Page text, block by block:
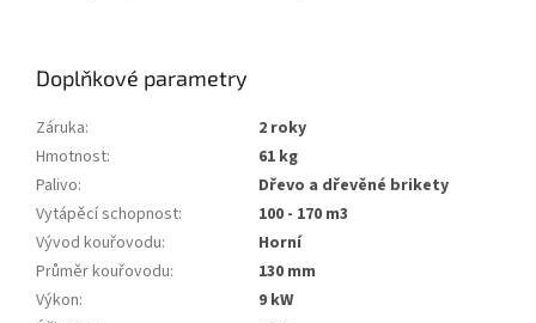
Doplňkové parametry
Záruka:
2 roky
Hmotnost:
61 kg
Palivo:
Dřevo a dřevěné brikety
Vytápěcí schopnost:
100 - 170 m3
Vývod kouřovodu:
Horní
Průměr kouřovodu:
130 mm
Výkon:
9 kW